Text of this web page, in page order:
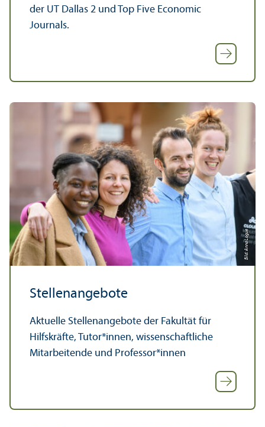
der UT Dallas 2 und Top Five Economic
Journals.
Bild: Anna Logue
Stellenangebote
Aktuelle Stellenangebote der Fakultät für
Hilfskräfte, Tutor*innen, wissenschaft­liche
Mitarbeitende und Professor*innen